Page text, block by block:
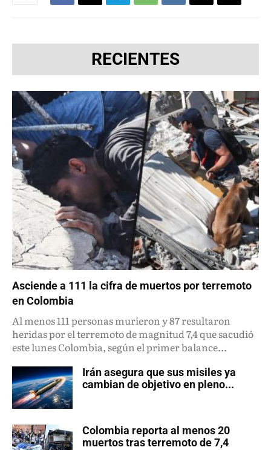
RECIENTES
Asciende a 111 la cifra de muertos por terremoto
en Colombia
Al menos 111 personas murieron y 87 resultaron
heridas por el terremoto de magnitud 7,4 que sacudió
este lunes Colombia, según el primer balance...
Irán asegura que sus misiles ya
cambian de objetivo en pleno...
Colombia reporta al menos 20
muertos tras terremoto de 7,4